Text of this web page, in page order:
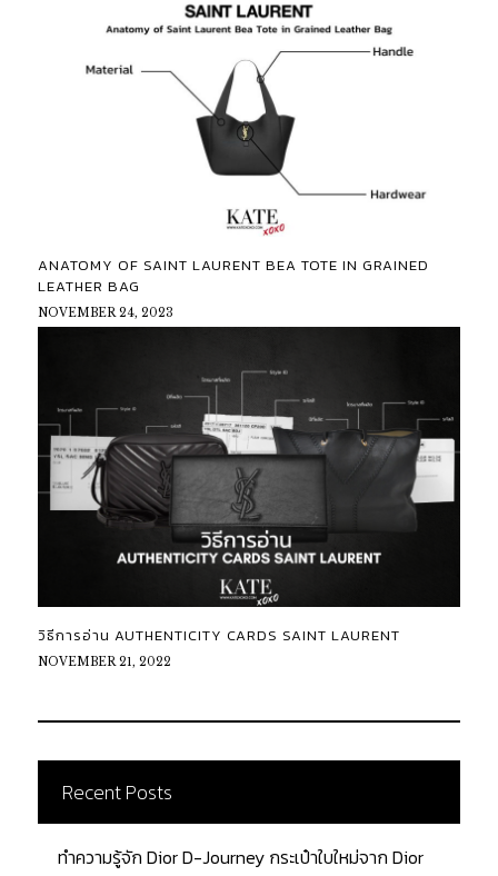
ANATOMY OF SAINT LAURENT BEA TOTE IN GRAINED
LEATHER BAG
NOVEMBER 24, 2023
วิธีการอ่าน AUTHENTICITY CARDS SAINT LAURENT
NOVEMBER 21, 2022
Recent Posts
ทำความรู้จัก Dior D-Journey กระเป๋าใบใหม่จาก Dior